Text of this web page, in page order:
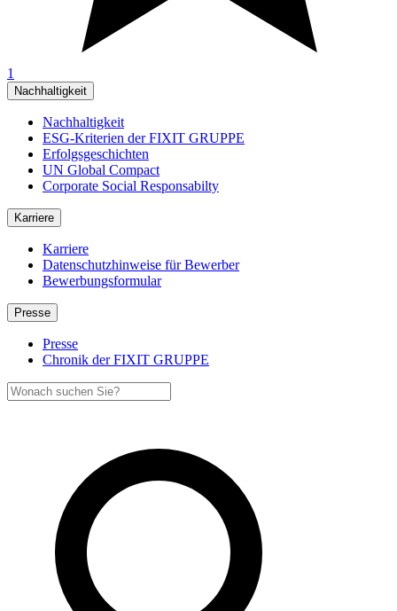
1
Nachhaltigkeit
Nachhaltigkeit
ESG-Kriterien der FIXIT GRUPPE
Erfolgsgeschichten
UN Global Compact
Corporate Social Responsabilty
Karriere
Karriere
Datenschutzhinweise für Bewerber
Bewerbungsformular
Presse
Presse
Chronik der FIXIT GRUPPE